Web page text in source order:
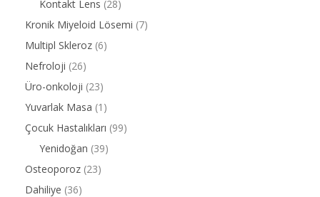
Kontakt Lens (28)
Kronik Miyeloid Lösemi (7)
Multipl Skleroz (6)
Nefroloji (26)
Üro-onkoloji (23)
Yuvarlak Masa (1)
Çocuk Hastalıkları (99)
Yenidoğan (39)
Osteoporoz (23)
Dahiliye (36)